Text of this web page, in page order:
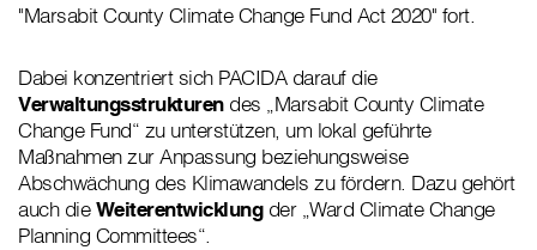
"Marsabit County Climate Change Fund Act 2020" fort.
Dabei konzentriert sich PACIDA darauf die
Verwaltungsstrukturendes „Marsabit County Climate
Change Fund“ zu unterstützen, um lokal geführte
Maßnahmen zur Anpassung beziehungsweise
Abschwächung des Klimawandels zu fördern. Dazu gehört
auch dieWeiterentwicklung der „Ward Climate Change
Planning Committees“.